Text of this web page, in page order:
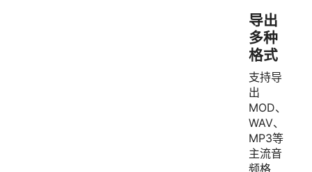
导出
多种
格式
支持导
出
MOD、
WAV、
MP3等
主流音
频格